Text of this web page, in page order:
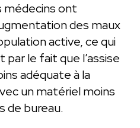
médecins ont
des maux
active, ce qui
le fait que l’assise
adéquate à la
un matériel moins
de bureau.